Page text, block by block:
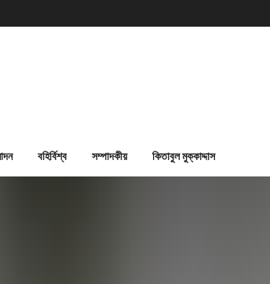
বহির্বিশ্ব সম্পাদকীয় কিতাবুল মুক্কাদ্দাস